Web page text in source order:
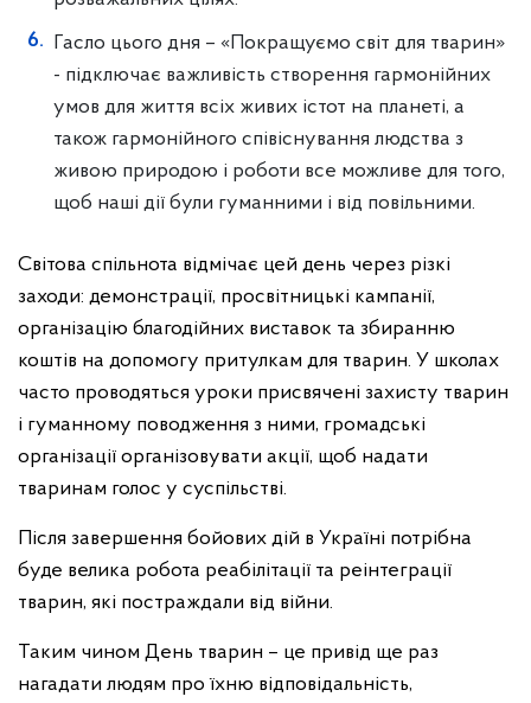
Гасло цього дня – «Покращуємо світ для тварин»
- підключає важливість створення гармонійних
умов для життя всіх живих істот на планеті, а
також гармонійного співіснування людства з
живою природою і роботи все можливе для того,
щоб наші дії були гуманними і від повільними.
Світова спільнота відмічає цей день через різкі
заходи: демонстрації, просвітницькі кампанії,
організацію благодійних виставок та збиранню
коштів на допомогу притулкам для тварин. У школах
часто проводяться уроки присвячені захисту тварин
і гуманному поводження з ними, громадські
організації організовувати акції, щоб надати
тваринам голос у суспільстві.
Після завершення бойових дій в Україні потрібна
буде велика робота реабілітації та реінтеграції
тварин, які постраждали від війни.
Таким чином День тварин – це привід ще раз
нагадати людям про їхню відповідальність,